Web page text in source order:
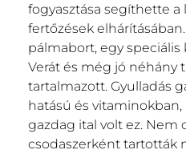
fogyasztása segíthette a
fertőzések
pálmabort, egy speciális
Verát és még jó néhány
tartalmazott. Gyulladás
hatású és vitaminokban,
gazdag ital volt ez. Nem
csodaszerként tartották